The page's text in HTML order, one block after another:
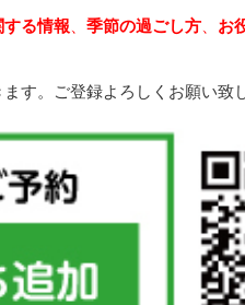
る情報 季節の過ごし方 お
ます。ご登録よろしくお願い致